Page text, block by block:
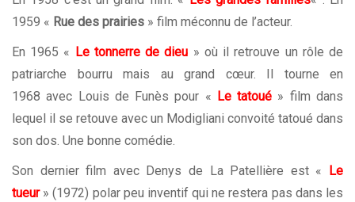
1959 « Rue des prairies » film méconnu de l’acteur.
En 1965 « Le tonnerre de dieu » où il retrouve un rôle de
patriarche bourru mais au grand cœur. Il tourne en
1968 avec Louis de Funès pour « Le tatoué » film dans
lequel il se retouve avec un Modigliani convoité tatoué dans
son dos. Une bonne comédie.
Son dernier film avec Denys de La Patellière est «
Le
tueur» (1972) polar peu inventif qui ne restera pas dans les